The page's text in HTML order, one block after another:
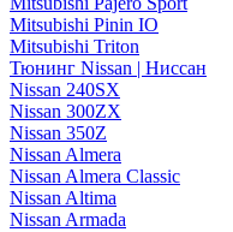
Mitsubishi Pinin IO
Mitsubishi Triton
Тюнинг Nissan | Ниссан
Nissan 240SX
Nissan 300ZX
Nissan 350Z
Nissan Almera
Nissan Almera Classic
Nissan Altima
Nissan Armada